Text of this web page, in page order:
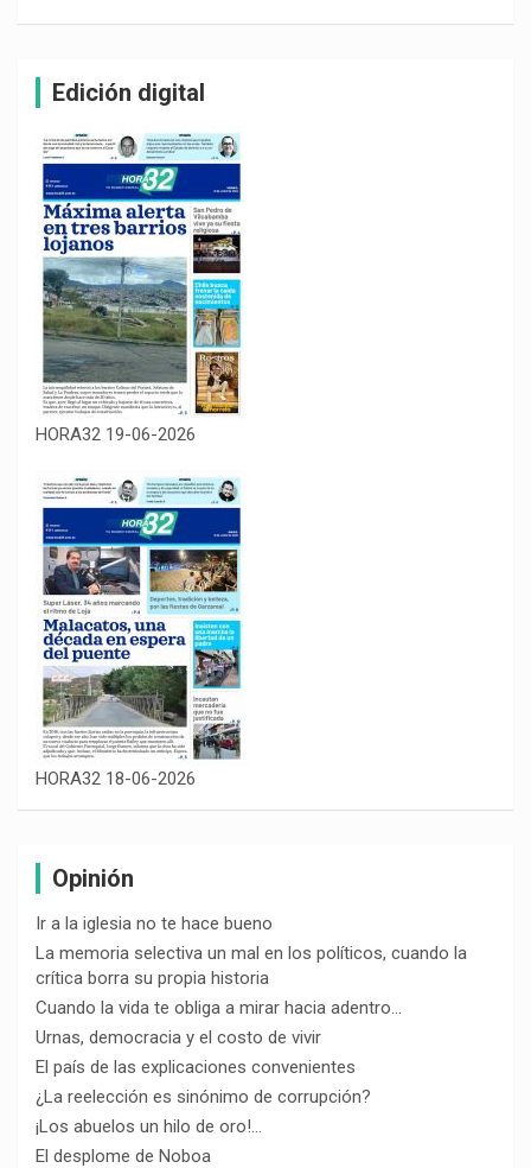
Edición digital
HORA32 19-06-2026
HORA32 18-06-2026
Opinión
Ir a la iglesia no te hace bueno
La memoria selectiva un mal en los políticos, cuando la
crítica borra su propia historia
Cuando la vida te obliga a mirar hacia adentro…
Urnas, democracia y el costo de vivir
El país de las explicaciones convenientes
¿La reelección es sinónimo de corrupción?
¡Los abuelos un hilo de oro!…
El desplome de Noboa